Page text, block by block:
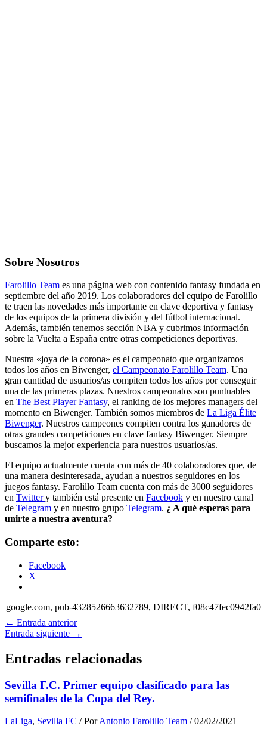
Sobre Nosotros
Farolillo Team es una página web con contenido fantasy fundada en
septiembre del año 2019. Los colaboradores del equipo de Farolillo
te traen las novedades más importante en clave deportiva y fantasy
de los equipos de la primera división y del fútbol internacional.
Además, también tenemos sección NBA y cubrimos información
sobre la Vuelta a España entre otras competiciones deportivas.
Nuestra «joya de la corona» es el campeonato que organizamos
todos los años en Biwenger, el Campeonato Farolillo Team. Una
gran cantidad de usuarios/as compiten todos los años por conseguir
una de las primeras plazas. Nuestros campeonatos son puntuables
en The Best Player Fantasy, el ranking de los mejores managers del
momento en Biwenger. También somos miembros de La Liga Élite
Biwenger. Nuestros campeones compiten contra los ganadores de
otras grandes competiciones en clave fantasy Biwenger. Siempre
buscamos la mejor experiencia para nuestros usuarios/as.
El equipo actualmente cuenta con más de 40 colaboradores que, de
una manera desinteresada, ayudan a nuestros seguidores en los
juegos fantasy. Farolillo Team cuenta con más de 3000 seguidores
en Twittery también está presente en Facebook y en nuestro canal
de Telegram y en nuestro grupo Telegram. ¿ A qué esperas para
unirte a nuestra aventura?
Comparte esto:
Facebook
X
google.com, pub-4328526663632789, DIRECT, f08c47fec0942fa0
← Entrada anterior
Entrada siguiente →
Entradas relacionadas
Sevilla F.C. Primer equipo clasificado para las
semifinales de la Copa del Rey.
LaLiga, Sevilla FC / PorAntonio Farolillo Team /02/02/2021